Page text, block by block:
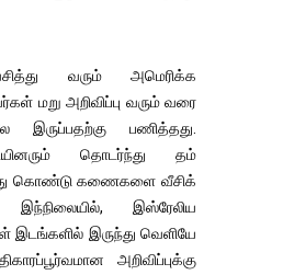
வரும் அமெரிக்க
மறு அறிவிப்பு வரும் வரை
இருப்பதற்கு பணித்தது.
தொடர்ந்து தம்
கொண்டு கணைகளை வீசிக்
இந்நிலையில், இஸ்ரேலிய
இருந்து வெளியே
அறிவிப்புக்கு